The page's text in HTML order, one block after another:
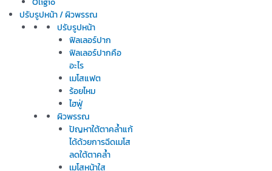
ปรับรูปหน้า / ผิวพรรณ
ปรับรูปหน้า
ฟิลเลอร์ปาก
ฟิลเลอร์ปากคือ
อะไร
เมโสแฟต
ร้อยไหม
ไฮฟู่
ผิวพรรณ
ปัญหาใต้ตาคล้ำแก้
ได้ด้วยการฉีดเมโส
ลดใต้ตาคล้ำ
เมโสหน้าใส